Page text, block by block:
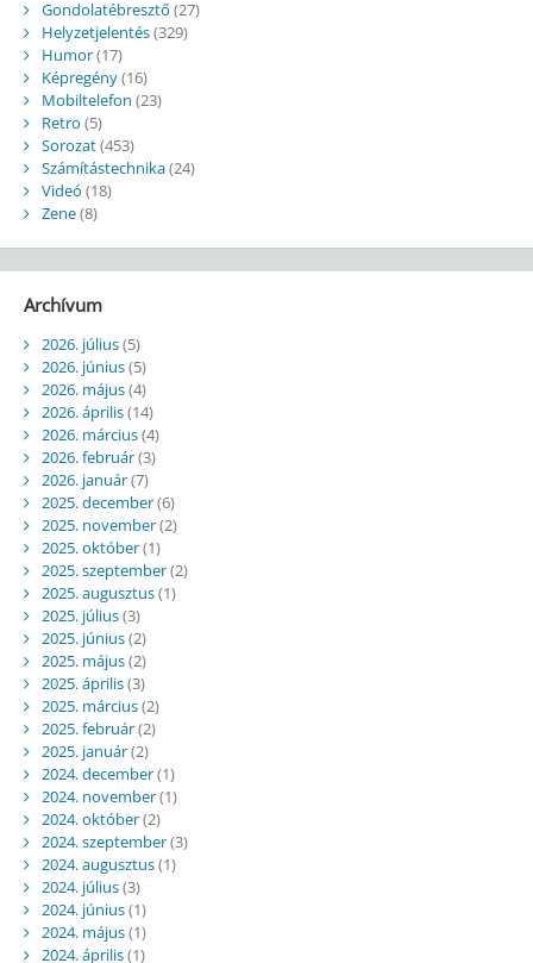
Gondolatébresztő (27)
Helyzetjelentés(329)
Humor(17)
Képregény(16)
Mobiltelefon (23)
Retro (5)
Sorozat(453)
Számítástechnika(24)
Videó (18)
Zene(8)
Archívum
2026. július(5)
2026. június(5)
2026. május(4)
2026. április(14)
2026. március(4)
2026. február(3)
2026. január(7)
2025. december(6)
2025. november(2)
2025. október(1)
2025. szeptember(2)
2025. augusztus(1)
2025. július(3)
2025. június(2)
2025. május(2)
2025. április(3)
2025. március(2)
2025. február(2)
2025. január(2)
2024. december(1)
2024. november(1)
2024. október(2)
2024. szeptember(3)
2024. augusztus(1)
2024. július(3)
2024. június(1)
2024. május(1)
2024. április(1)